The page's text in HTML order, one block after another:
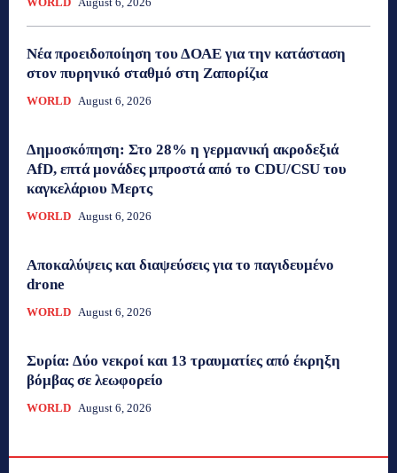
Νέα προειδοποίηση του ΔΟΑΕ για την κατάσταση
στον πυρηνικό σταθμό στη Ζαπορίζια
WORLD August 6, 2026
Δημοσκόπηση: Στο 28% η γερμανική ακροδεξιά
AfD, επτά μονάδες μπροστά από το CDU/CSU του
καγκελάριου Μερτς
WORLD August 6, 2026
Αποκαλύψεις και διαψεύσεις για το παγιδευμένο
drone
WORLD August 6, 2026
Συρία: Δύο νεκροί και 13 τραυματίες από έκρηξη
βόμβας σε λεωφορείο
WORLD August 6, 2026